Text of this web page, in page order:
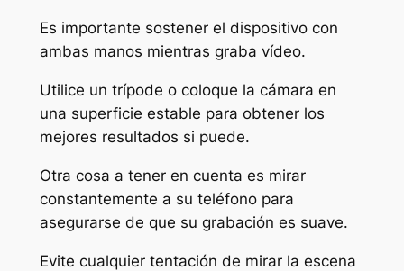
Es importante sostener el dispositivo con
ambas manos mientras graba vídeo.
Utilice un trípode o coloque la cámara en
una superficie estable para obtener los
mejores resultados si puede.
Otra cosa a tener en cuenta es mirar
constantemente a su teléfono para
asegurarse de que su grabación es suave.
Evite cualquier tentación de mirar la escena